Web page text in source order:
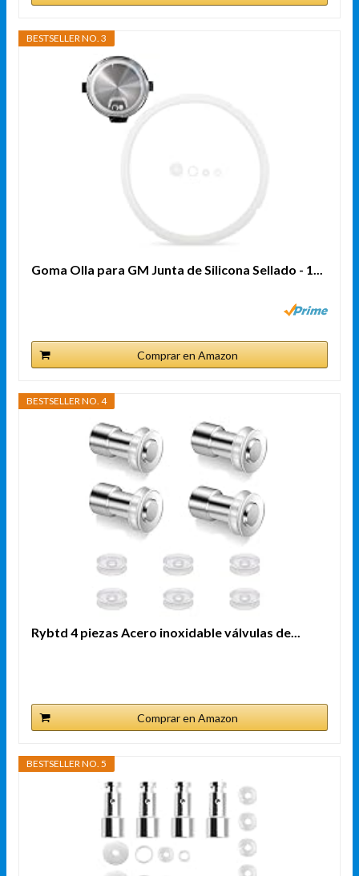
BESTSELLER NO. 3
Goma Olla para GM Junta de Silicona Sellado - 1...
Comprar en Amazon
BESTSELLER NO. 4
Rybtd 4 piezas Acero inoxidable válvulas de...
Comprar en Amazon
BESTSELLER NO. 5